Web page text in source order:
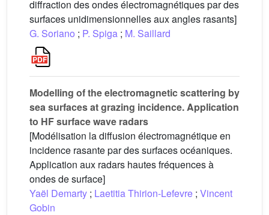
diffraction des ondes électromagnétiques par des
surfaces unidimensionnelles aux angles rasants]
G. Soriano ; P. Spiga ; M. Saillard
Modelling of the electromagnetic scattering by
sea surfaces at grazing incidence. Application
to HF surface wave radars
[Modélisation la diffusion électromagnétique en
incidence rasante par des surfaces océaniques.
Application aux radars hautes fréquences à
ondes de surface]
Yaël Demarty ; Laetitia Thirion-Lefevre ; Vincent
Gobin